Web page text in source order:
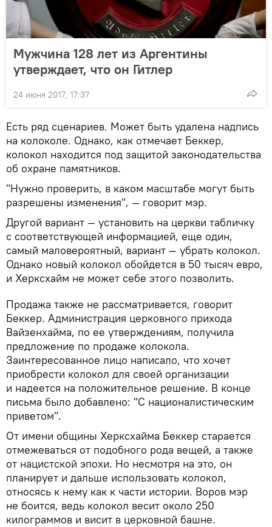
Мужчина 128 лет из Аргентины
утверждает, что он Гитлер
24 июня 2017, 17:37
Есть ряд сценариев. Может быть удалена надпись
на колоколе. Однако, как отмечает Беккер,
колокол находится под защитой законодательства
об охране памятников.
"Нужно проверить, в каком масштабе могут быть
разрешены изменения", — говорит мэр.
Другой вариант — установить на церкви табличку
с соответствующей информацией, еще один,
самый маловероятный, вариант — убрать колокол.
Однако новый колокол обойдется в 50 тысяч евро,
и Херксхайм не может себе этого позволить.
Продажа также не рассматривается, говорит
Беккер. Администрация церковного прихода
Вайзенхайма, по ее утверждениям, получила
предложение по продаже колокола.
Заинтересованное лицо написало, что хочет
приобрести колокол для своей организации
и надеется на положительное решение. В конце
письма было добавлено: "С националистическим
приветом".
От имени общины Херксхайма Беккер старается
отмежеваться от подобного рода вещей, а также
от нацистской эпохи. Но несмотря на это, он
планирует и дальше использовать колокол,
относясь к нему как к части истории. Воров мэр
не боится, ведь колокол весит около 250
килограммов и висит в церковной башне.